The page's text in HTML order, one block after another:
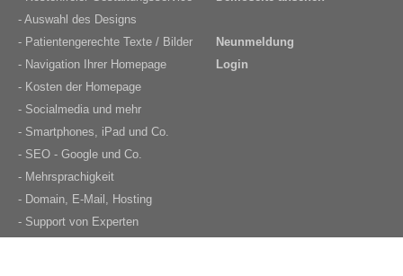
- Auswahl des Designs
- Patientengerechte Texte / Bilder
- Navigation Ihrer Homepage
- Kosten der Homepage
- Socialmedia und mehr
- Smartphones, iPad und Co.
- SEO - Google und Co.
- Mehrsprachigkeit
- Domain, E-Mail, Hosting
- Support von Experten
Neunmeldung
Login